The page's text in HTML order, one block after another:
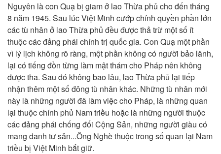
Nguyên là con Quạ bị giam ở lao Thừa phủ cho đến tháng
8 năm 1945. Sau lúc Việt Minh cướp chính quyền phần lớn
các tù nhân ở lao Thừa phủ đều được thả trừ một số ít
thuộc các đảng phái chính trị quốc gia. Con Quạ một phần
vì lý lịch không rõ ràng, một phần không có người bảo lãnh,
lại có tiếng đồn từng làm mật thám cho Pháp nên không
được tha. Sau đó không bao lâu, lao Thừa phủ lại tiếp
nhận thêm một số đông tù nhân khác. Những tù nhân mới
này là những người đã làm việc cho Pháp, là những quan
lại thuộc chính phủ Nam triều hoặc là những người thuộc
các đảng phái chống đối Cộng Sản, những người giàu có
mang danh tư sản...Ông Nghè thuộc trong số quan lại Nam
triều bị Việt Minh bắt giữ.